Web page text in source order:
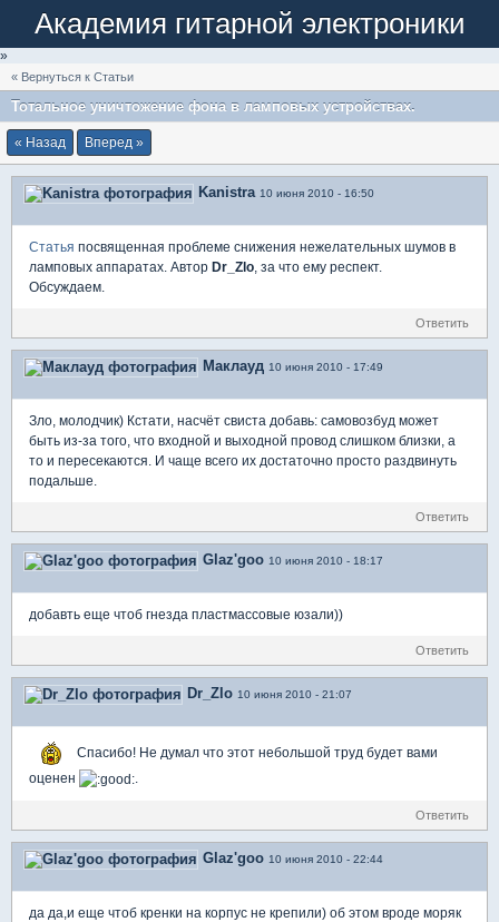
Академия гитарной электроники
»
« Вернуться к Статьи
Тотальное уничтожение фона в ламповых устройствах.
« Назад Вперед »
Kanistra 10 июня 2010 - 16:50
Статья
ламповых аппаратах. Автор Dr_Zlo, за что ему респект.
Обсуждаем.
Ответить
Маклауд 10 июня 2010 - 17:49
Зло, молодчик) Кстати, насчёт свиста добавь: самовозбуд может
быть из-за того, что входной и выходной провод слишком близки, а
то и пересекаются. И чаще всего их достаточно просто раздвинуть
подальше.
Ответить
Glaz'goo 10 июня 2010 - 18:17
добавть еще чтоб гнезда пластмассовые юзали))
Ответить
Dr_Zlo 10 июня 2010 - 21:07
Спасибо! Не думал что этот небольшой труд будет вами
оценен
.
Ответить
Glaz'goo 10 июня 2010 - 22:44
да да,и еще чтоб кренки на корпус не крепили) об этом вроде моряк